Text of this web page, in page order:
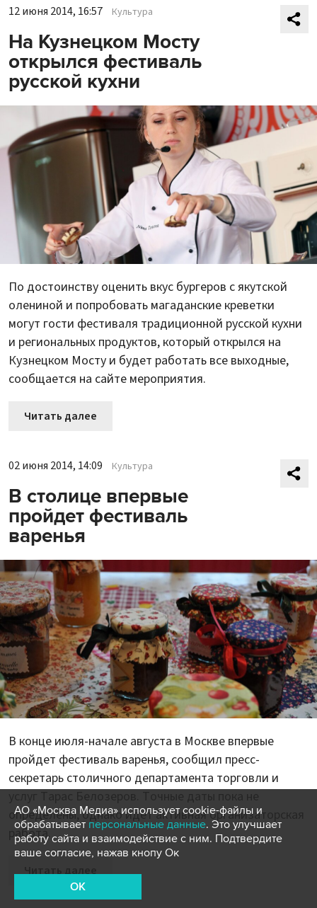
12 июня 2014, 16:57 Культура
На Кузнецком Мосту
открылся фестиваль
русской кухни
По достоинству оценить вкус бургеров с якутской
олениной и попробовать магаданские креветки
могут гости фестиваля традиционной русской кухни
и региональных продуктов, который открылся на
Кузнецком Мосту и будет работать все выходные,
сообщается на сайте мероприятия.
Читать далее
02 июня 2014, 14:09 Культура
В столице впервые
пройдет фестиваль
варенья
В конце июля-начале августа в Москве впервые
пройдет фестиваль варенья, сообщил пресс-
секретарь столичного департамента торговли и
определены, однако идет активная организаторская
работа.
Читать далее
АО «Москва Медиа» использует cookie-файлы и
обрабатывает персональные данные. Это улучшает
работу сайта и взаимодействие с ним. Подтвердите
ваше согласие, нажав кнопу Ок
OK